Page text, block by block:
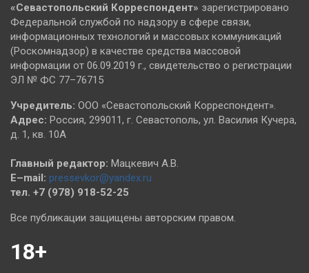
«Севастопольский Корреспондент» зарегистрировано
Федеральной службой по надзору в сфере связи,
информационных технологий и массовых коммуникаций
(Роскомнадзор) в качестве средства массовой
информации от 06.09.2019 г., свидетельство о регистрации
ЭЛ № ФС 77–76715
Учредитель: ООО «Севастопольский Корреспондент».
Адрес: Россия, 299011, г. Севастополь, ул. Василия Кучера,
д. 1, кв. 10А
Главный редактор: Мацкевич А.В.
E–mail: pressevkor@yandex.ru
тел. +7 (978) 918-52-25
Все публикации защищены авторским правом.
18+